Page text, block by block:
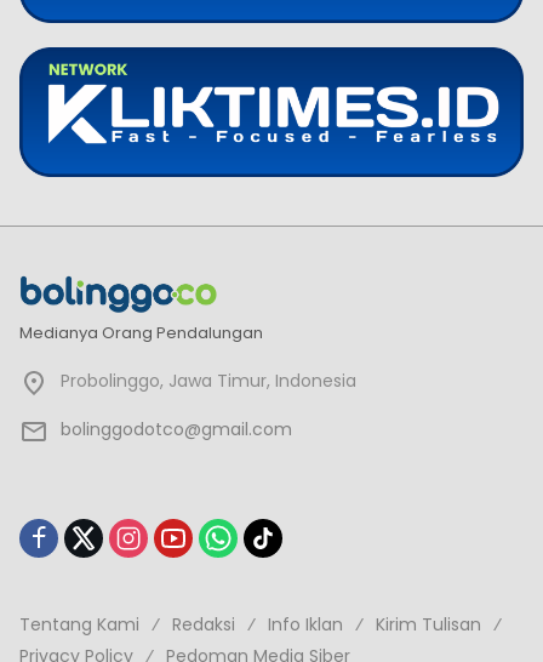
Medianya Orang Pendalungan
Probolinggo, Jawa Timur, Indonesia
bolinggodotco@gmail.com
Tentang Kami Redaksi Info Iklan
Kirim Tulisan
Privacy Policy
Pedoman Media Siber